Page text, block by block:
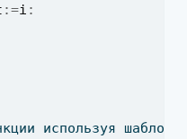
:=i :
используя